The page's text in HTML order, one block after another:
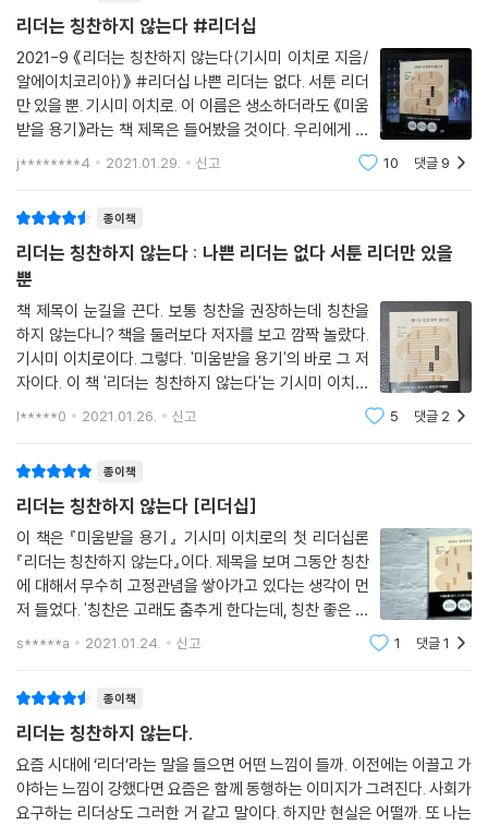
리더는 칭찬하지 않는다 #리더십
2021-9 《리더는 칭찬하지 않는다(기시미 이치로 지음/
알에이치코리아)》 #리더십 나쁜 리더는 없다. 서툰 리더
만 있을 뿐. 기시미 이치로. 이 이름은 생소하더라도 《미움
받을 용기》라는 책 제목은 들어봤을 것이다. 우리에게 심
리학이란 프로이트만이 있는 것이 아니라는 강한 임팩트
를 주었던 저자의 베스트셀러 《미움받을 용기》. 이 책을
j********4 2021.01.29. 신고 10 댓글 9
종이책
리더는 칭찬하지 않는다 : 나쁜 리더는 없다 서툰 리더만 있을
뿐
책 제목이 눈길을 끈다. 보통 칭찬을 권장하는데 칭찬을
하지 않는다니? 책을 둘러보다 저자를 보고 깜짝 놀랐다.
기시미 이치로이다. 그렇다. '미움받을 용기'의 바로 그 저
자이다. 이 책 '리더는 칭찬하지 않는다'는 기시미 이치로
가 생각하는 리더십은 무엇인지를 보여주고 있다. 책
l*****0 2021.01.26. 신고 5 댓글 2
종이책
리더는 칭찬하지 않는다 [리더십]
이 책은 『미움받을 용기』 기시미 이치로의 첫 리더십론
『리더는 칭찬하지 않는다』이다. 제목을 보며 그동안 칭찬
에 대해서 무수히 고정관념을 쌓아가고 있다는 생각이 먼
저 들었다. '칭찬은 고래도 춤추게 한다는데, 칭찬 좋은 거
아니야? 왜 리더는 칭찬하지 않는다고 하지?' 등등 책의
s*****a 2021.01.24. 신고 1 댓글1
종이책
리더는 칭찬하지 않는다.
요즘 시대에 ‘리더’라는 말을 들으면 어떤 느낌이 들까. 이전에는 이끌고 가
야하는 느낌이 강했다면 요즘은 함께 동행하는 이미지가 그려진다. 사회가
요구하는 리더상도 그러한 거 같고 말이다. 하지만 현실은 어떨까. 또 나는